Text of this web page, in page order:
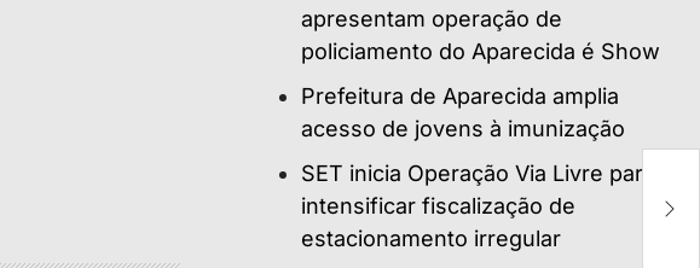
apresentam operação de
policiamento do Aparecida é Show
Prefeitura de Aparecida amplia
acesso de jovens à imunização
SET inicia Operação Via Livre para
intensificar fiscalização de
estacionamento irregular